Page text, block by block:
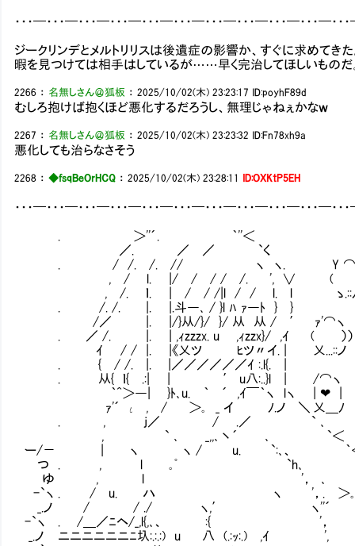
・・・━・・・━・・・━・・・━・・・━・・・━・・・━・・・━・・・━・・・━・
ジークリンデとメルトリリスは後遺症の影響か、すぐに求めてきた
暇を見つけては相手はしているが……早く完治してほしいものだ
2266 ： 名無しさん＠狐板 ：2025/10/02(木) 23:23:17 ID:poyhF89d
むしろ抱けば抱くほど悪化するだろうし、無理じゃねぇかなｗ
2267 ： 名無しさん＠狐板 ：2025/10/02(木) 23:23:32 ID:Fn78xh9a
悪化しても治らなさそう
2268 ：◆fsqBeOrHCQ ：2025/10/02(木) 23:28:11 ID:OXKtP5EH
・・・━・・・━・・・━・・・━・・・━・・・━・・・━・・・━・・・━・・・━・
. ＞''´. ｀''＜
／. ／ ／ `く
. / /. /. // ヽ ヽ. Y ⌒
, / l. |/ / / / /. ', ∨
, /. ｌ. | / / /|l / / l. l ゝ
. /. /. |. |.斗―､ / }l ﾊ
/／ |. |/}从/}/ }/ 从 从 /
. ／ /. |. | ,ｨzzzx. u ,ｨ
ｲ / / |. |《乂ツ ﾋツ〃イ.
. { / /. |. |／／／／／
. 从{ ｌ{ .:| | ′ u八:..}l |
｀^＞―| }ﾄ､u. ｀ ´ ,ｲ￣｀ヽ l
ｧ'´ ι , / ＞｡ _ イ ﾉ.ノ ＼
. , j／ / .／ ` ､ ＿
, ` ､ _,,､丶´ ､ `＜ ＞''´ ｀''
ー/－ | ヽ ヽ / u. `:､、 ｀＜ ／
つ . , l ｡ﾟ `h､ `'く 廴
ゆ , l '， ､ ￣ ｀''＜
-`ヽ . / u. ハ ヽ '，. ＞｡ ｀
_.ノ / / ./ ヽ,′ ヽ''´ ｀ ､
-`ヽ . /＿／ﾆヘ/_,l{,､、 :{ '， ｀'' ‐
_.ノ ニニニニニニﾆ圦:.:.:) u 八 (.:ｯ:.) ,ｲ ',